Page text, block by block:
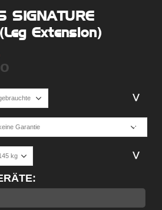
SIGNATURE
Extension)